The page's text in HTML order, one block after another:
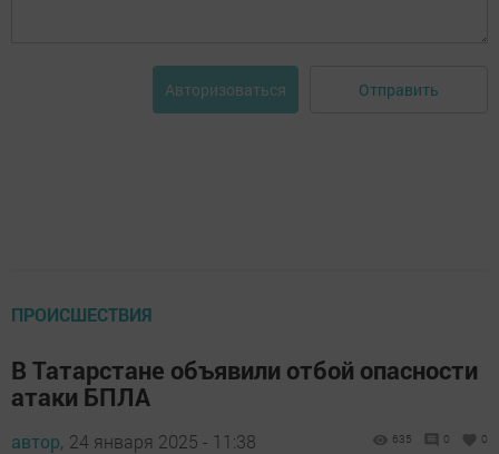
Авторизоваться Отправить
ПРОИСШЕСТВИЯ
В Татарстане объявили отбой опасности
атаки БПЛА
автор, 24 января 2025 - 11:38 635 0 0